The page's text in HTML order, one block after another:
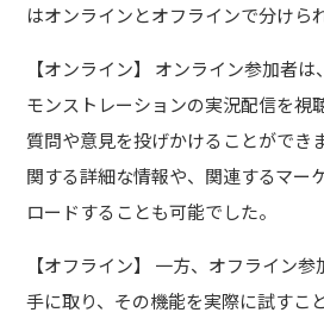
はオンラインとオフラインで分けら
【オンライン】 オンライン参加者
モンストレーションの実況配信を視
質問や意見を投げかけることができ
関する詳細な情報や、関連するマー
ロードすることも可能でした。
【オフライン】 一方、オフライン
手に取り、その機能を実際に試すこ